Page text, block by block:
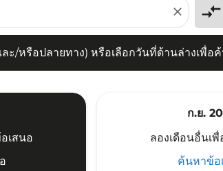
close compare_arrows
ะ/หรือปลายทาง) หรือเลือกวันที่ด้านล่างเพื่อ
เสนอ
ก.ย.
ลองเดือนอื่นเ
ค้นหาข้อ